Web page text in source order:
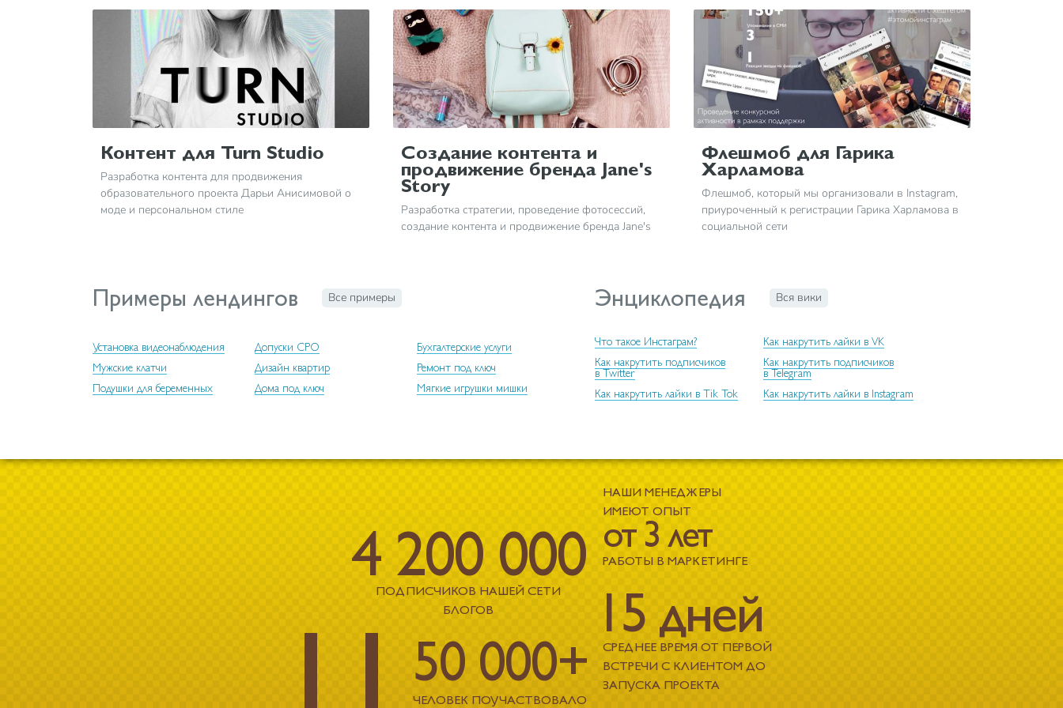
Контент для Turn Studio
Разработка контента для продвижения
образовательного проекта Дарьи Анисимовой о
моде и персональном стиле
Создание контента и
продвижение бренда Jane's
Story
Разработка стратегии, проведение фотосессий,
создание контента и продвижение бренда Jane's
Флешмоб для Гарика
Харламова
Флешмоб, который мы организовали в Instagram,
приуроченный к регистрации Гарика Харламова в
социальной сети
Примеры лендингов Все примеры
Установка видеонаблюдения
Мужские клатчи
Подушки для беременных
Допуски СРО
Дизайн квартир
Дома под ключ
Бухгалтерские услуги
Ремонт под ключ
Мягкие игрушки мишки
Энциклопедия Вся вики
Что такое Инстаграм?
Как накрутить подписчиков
в Twitter
Как накрутить лайки в Tik Tok
Как накрутить лайки в VK
Как накрутить подписчиков
в Telegram
Как накрутить лайки в Instagram
4 200 000
ПОДПИСЧИКОВ НАШЕЙ СЕТИ
БЛОГОВ
11 50 000+
ЧЕЛОВЕК ПОУЧАСТВОВАЛО
НАШИ МЕНЕДЖЕРЫ
ИМЕЮТ ОПЫТ
от 3 лет
РАБОТЫ В МАРКЕТИНГЕ
15 дней
СРЕДНЕЕ ВРЕМЯ ОТ ПЕРВОЙ
ВСТРЕЧИ С КЛИЕНТОМ ДО
ЗАПУСКА ПРОЕКТА